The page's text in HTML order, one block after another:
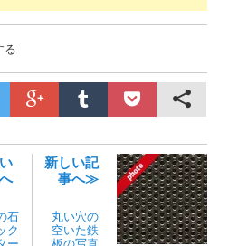
る
石
ク
新しい記
事へ≫
丸い穴の
空いた鉄